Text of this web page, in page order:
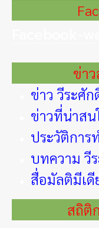
ข่า
ข่าว วีระศัก
ข่าวที่น่าสน
ประวัติการ
บทความ วี
สื่อมัลติมีเดี
สถิติ